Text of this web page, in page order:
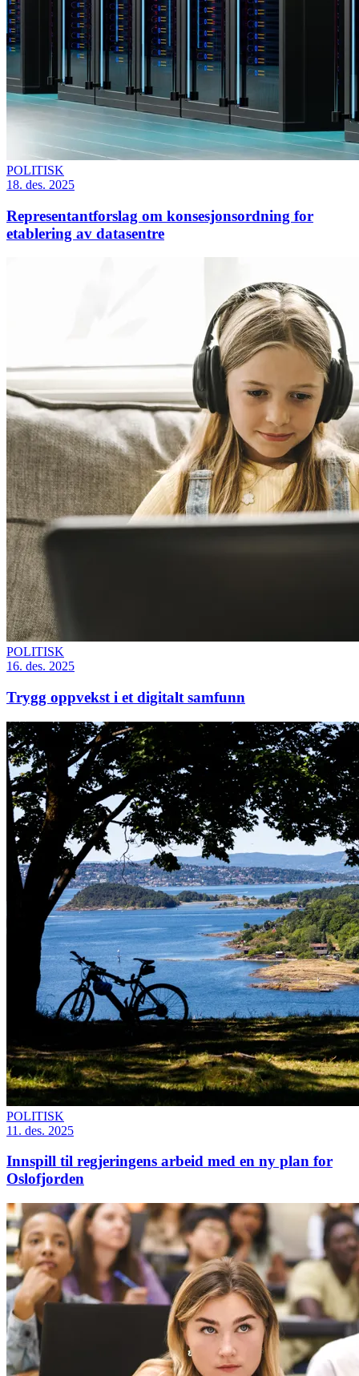
POLITISK
18. des. 2025
Representantforslag om konsesjonsordning for
etablering av datasentre
POLITISK
16. des. 2025
Trygg oppvekst i et digitalt samfunn
POLITISK
11. des. 2025
Innspill til regjeringens arbeid med en ny plan for
Oslofjorden